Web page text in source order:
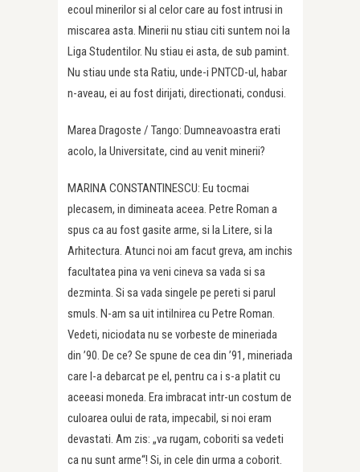
ecoul minerilor si al celor care au fost intrusi in
miscarea asta. Minerii nu stiau citi suntem noi la
Liga Studentilor. Nu stiau ei asta, de sub pamint.
Nu stiau unde sta Ratiu, unde-i PNTCD-ul, habar
n-aveau, ei au fost dirijati, directionati, condusi.
Marea Dragoste / Tango: Dumneavoastra erati
acolo, la Universitate, cind au venit minerii?
MARINA CONSTANTINESCU: Eu tocmai
plecasem, in dimineata aceea. Petre Roman a
spus ca au fost gasite arme, si la Litere, si la
Arhitectura. Atunci noi am facut greva, am inchis
facultatea pina va veni cineva sa vada si sa
dezminta. Si sa vada singele pe pereti si parul
smuls. N-am sa uit intilnirea cu Petre Roman.
Vedeti, niciodata nu se vorbeste de mineriada
din ’90. De ce? Se spune de cea din ’91, mineriada
care l-a debarcat pe el, pentru ca i s-a platit cu
aceeasi moneda. Era imbracat intr-un costum de
culoarea oului de rata, impecabil, si noi eram
devastati. Am zis: „va rugam, coboriti sa vedeti
ca nu sunt arme“! Si, in cele din urma a coborit.